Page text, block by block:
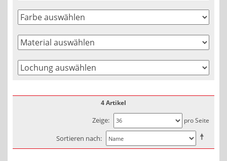
4 Artikel
Zeige pro Seite
Sortieren nach